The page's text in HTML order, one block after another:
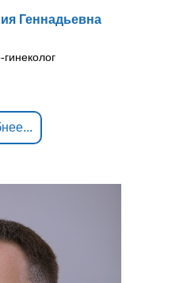
Геннадьевна